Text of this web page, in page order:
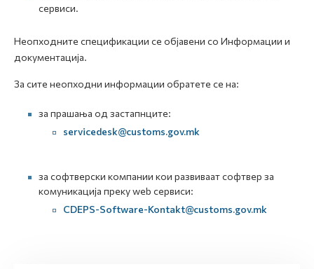
сервиси.
Неопходните спецификации се објавени со Информации и
документација.
За сите неопходни информации обратете се на:
за прашања од застапнците:
servicedesk@customs.gov.mk
за софтверски компании кои развиваат софтвер за
комуникација преку web сервиси:
CDEPS-Software-Kontakt@customs.gov.mk